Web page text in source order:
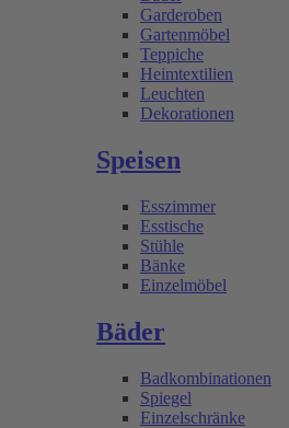
Garderoben
Gartenmöbel
Teppiche
Heimtextilien
Leuchten
Dekorationen
Speisen
Esszimmer
Esstische
Stühle
Bänke
Einzelmöbel
Bäder
Badkombinationen
Spiegel
Einzelschränke